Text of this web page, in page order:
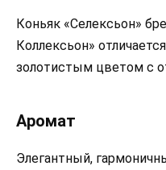
Коньяк «Селексьон»
Коллексьон»
золотистым цветом с
Аромат
Элегантный,